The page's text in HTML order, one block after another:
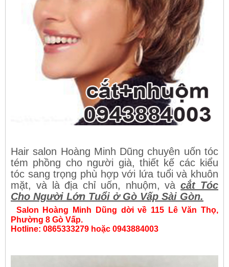
Hair salon Hoàng Minh Dũng chuyên uốn tóc
tém phồng cho người già, thiết kế các kiểu
tóc sang trọng phù hợp với lứa tuổi và khuôn
mặt, và là địa chỉ uốn, nhuộm, vàcắt Tóc
Cho Người Lớn Tuổi ở Gò Vấp Sài Gòn.
Salon Hoàng Minh Dũng dời về 115 Lê Văn Thọ,
Phường 8 Gò Vấp.
Hotline: 0865333279 hoặc 0943884003